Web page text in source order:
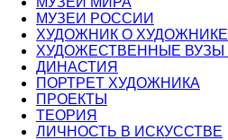
МУЗЕИ РОССИИ
ХУДОЖНИК О ХУДОЖНИКЕ
ХУДОЖЕСТВЕННЫЕ ВУЗЫ
ДИНАСТИЯ
ПОРТРЕТ ХУДОЖНИКА
ПРОЕКТЫ
ТЕОРИЯ
ЛИЧНОСТЬ В ИСКУССТВЕ